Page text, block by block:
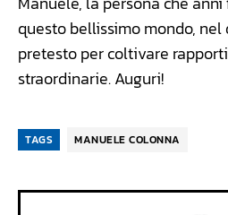
questo bellissimo mondo,
pretesto per coltivare
straordinarie. Auguri!
TAGS MANUELE COLONNA